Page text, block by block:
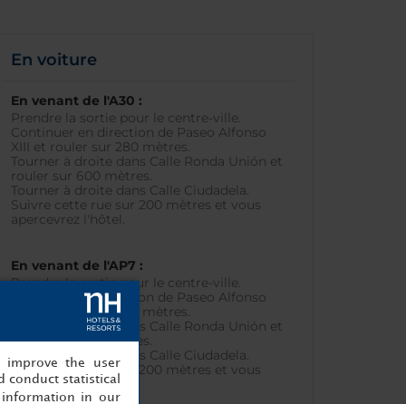
En voiture
En venant de l'A30 :
Prendre la sortie pour le centre-ville.
Continuer en direction de Paseo Alfonso
XIII et rouler sur 280 mètres.
Tourner à droite dans Calle Ronda Unión et
rouler sur 600 mètres.
Tourner à droite dans Calle Ciudadela.
Suivre cette rue sur 200 mètres et vous
apercevrez l'hôtel.
En venant de l'AP7 :
Prendre la sortie pour le centre-ville.
Continuer en direction de Paseo Alfonso
XIII et rouler sur 280 mètres.
Tourner à droite dans Calle Ronda Unión et
rouler sur 600 mètres.
Tourner à droite dans Calle Ciudadela.
Suivre cette rue sur 200 mètres et vous
apercevrez l'hôtel.
the user
conduct statistical
in our